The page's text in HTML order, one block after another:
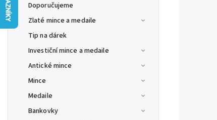
Doporučujeme
Zlaté mince a medaile
Tip na dárek
Investiční mince a medaile
Antické mince
Mince
Medaile
Bankovky